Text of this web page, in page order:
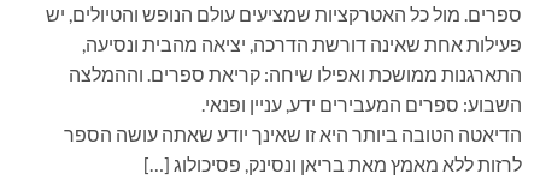
ספרים. מול כל האטרקציות שמציעים עולם הנופש והטיולים, יש
פעילות אחת שאינה דורשת הדרכה, יציאה מהבית ונסיעה,
התארגנות ממושכת ואפילו שיחה: קריאת ספרים. וההמלצה
השבוע: ספרים המעבירים ידע, עניין ופנאי.
הדיאטה הטובה ביותר היא זו שאינך יודע שאתה עושה הספר
לרזות ללא מאמץ מאת בריאן ונסינק, פסיכולוג […]